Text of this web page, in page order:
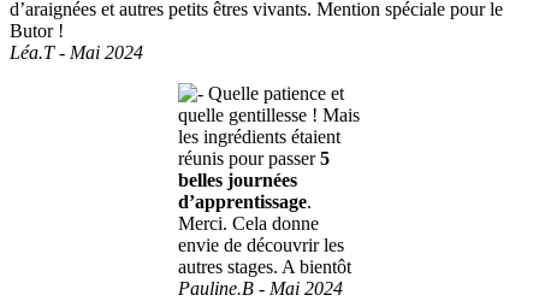
d’araignées et autres petits êtres vivants. Mention spéciale pour le
Butor !
Léa.T - Mai 2024
Quelle patience et
quelle gentillesse ! Mais
les ingrédients étaient
réunis pour passer5
belles journées
d’apprentissage.
Merci. Cela donne
envie de découvrir les
autres stages. A bientôt
Pauline.B - Mai 2024